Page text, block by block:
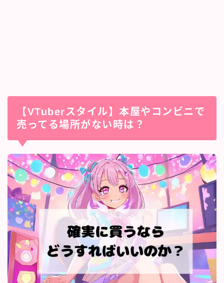
【VTuberスタイル】本屋やコンビニで
売ってる場所がない時は？